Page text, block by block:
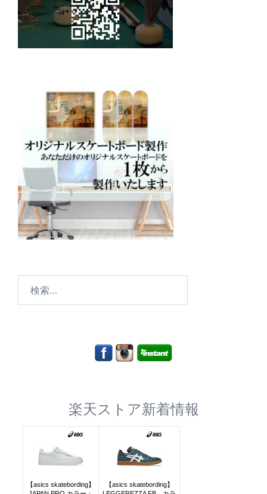
楽天ストア新着情報